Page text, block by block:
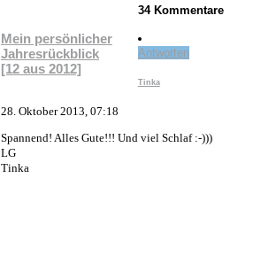
Mein persönlicher
Jahresrückblick
[12 aus 2012]
34 Kommentare
Antworten
Tinka
28. Oktober 2013, 07:18
Spannend! Alles Gute!!! Und viel Schlaf :-)))
LG
Tinka